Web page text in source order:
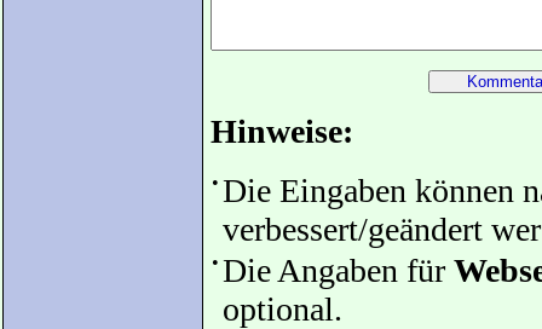
Hinweise:
• Die Eingaben können
verbessert/geändert
• Die Angaben für
optional.